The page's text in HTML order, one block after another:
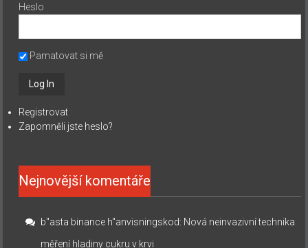
Heslo
Pamatovat si mě
Registrovat
Zapomněli jste heslo?
Nejnovější komentáře
b"asta binance h"anvisningskod: Nová neinvazivní technika
měření hladiny cukru v krvi